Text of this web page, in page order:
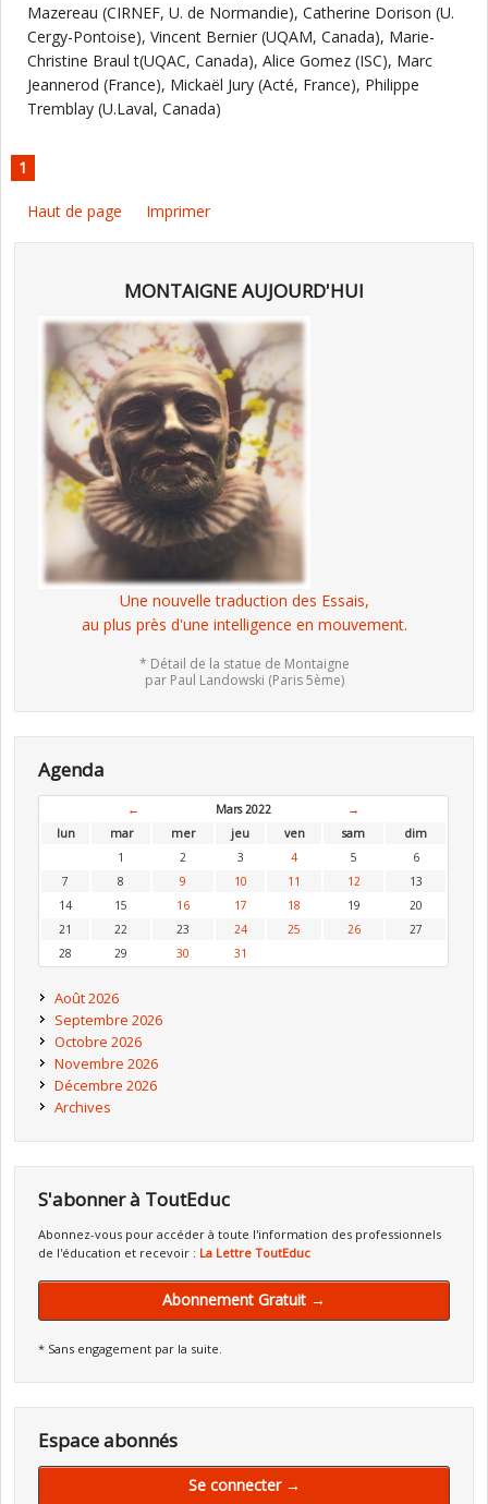
Mazereau (CIRNEF, U. de Normandie), Catherine Dorison (U.
Cergy-Pontoise), Vincent Bernier (UQAM, Canada), Marie-
Christine Braul t(UQAC, Canada), Alice Gomez (ISC), Marc
Jeannerod (France), Mickaël Jury (Acté, France), Philippe
Tremblay (U.Laval, Canada)
1
Haut de page Imprimer
MONTAIGNE AUJOURD'HUI
Une nouvelle traduction des Essais,
au plus près d'une intelligence en mouvement.
* Détail de la statue de Montaigne
par Paul Landowski (Paris 5ème)
Agenda
← Mars 2022
→
lun
mar mer jeu ven sam
dim
1
2 3 4 5
6
7
8 9 10 11 12
13
14
15 16 17 18 19
20
21
22 23 24 25 26
27
28
29 30 31
Août 2026
Septembre 2026
Octobre 2026
Novembre 2026
Décembre 2026
Archives
S'abonner à ToutEduc
Abonnez-vous pour accéder à toute l'information des professionnels
de l'éducation et recevoir : La Lettre ToutEduc
Abonnement Gratuit →
* Sans engagement par la suite.
Espace abonnés
Se connecter →